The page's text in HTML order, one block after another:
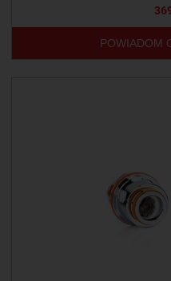
POWIADOM